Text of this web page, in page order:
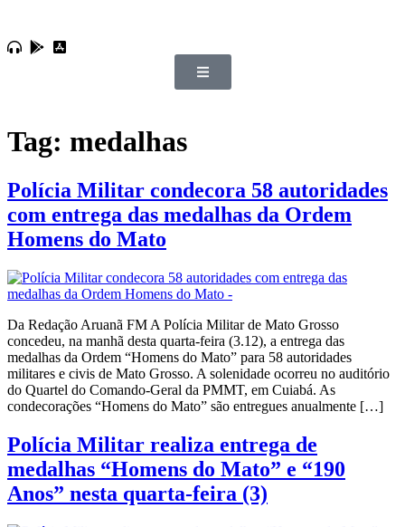
Tag: medalhas
Polícia Militar condecora 58 autoridades
com entrega das medalhas da Ordem
Homens do Mato
Da Redação Aruanã FM A Polícia Militar de Mato Grosso
concedeu, na manhã desta quarta-feira (3.12), a entrega das
medalhas da Ordem “Homens do Mato” para 58 autoridades
militares e civis de Mato Grosso. A solenidade ocorreu no auditório
do Quartel do Comando-Geral da PMMT, em Cuiabá. As
condecorações “Homens do Mato” são entregues anualmente […]
Polícia Militar realiza entrega de
medalhas “Homens do Mato” e “190
Anos” nesta quarta-feira (3)